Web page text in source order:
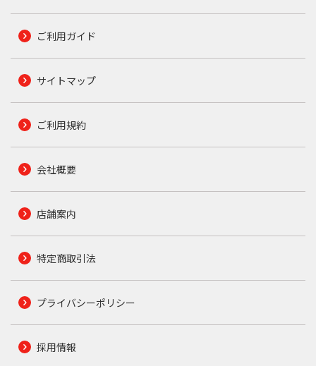
ご利用ガイド
サイトマップ
ご利用規約
会社概要
店舗案内
特定商取引法
プライバシーポリシー
採用情報